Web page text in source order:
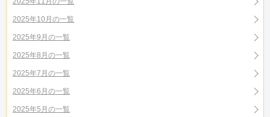
2025年10月の一覧
2025年9月の一覧
2025年8月の一覧
2025年7月の一覧
2025年6月の一覧
2025年5月の一覧